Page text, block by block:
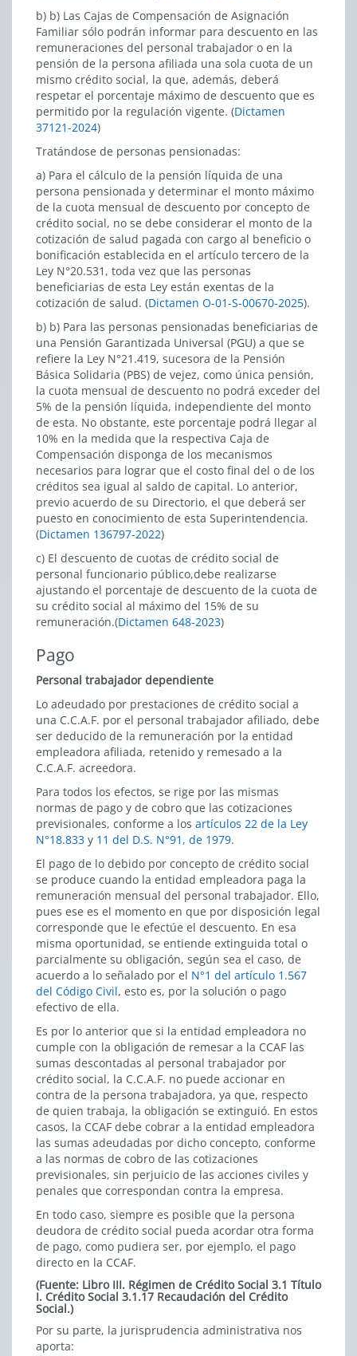
b) b) Las Cajas de Compensación de Asignación
Familiar sólo podrán informar para descuento en las
remuneraciones del personal trabajador o en la
pensión de la persona afiliada una sola cuota de un
mismo crédito social, la que, además, deberá
respetar el porcentaje máximo de descuento que es
permitido por la regulación vigente. (Dictamen
37121-2024)
Tratándose de personas pensionadas:
a) Para el cálculo de la pensión líquida de una
persona pensionada y determinar el monto máximo
de la cuota mensual de descuento por concepto de
crédito social, no se debe considerar el monto de la
cotización de salud pagada con cargo al beneficio o
bonificación establecida en el artículo tercero de la
Ley N°20.531, toda vez que las personas
beneficiarias de esta Ley están exentas de la
cotización de salud. (Dictamen O-01-S-00670-2025).
b) b) Para las personas pensionadas beneficiarias de
una Pensión Garantizada Universal (PGU) a que se
refiere la Ley N°21.419, sucesora de la Pensión
Básica Solidaria (PBS) de vejez, como única pensión,
la cuota mensual de descuento no podrá exceder del
5% de la pensión líquida, independiente del monto
de esta. No obstante, este porcentaje podrá llegar al
10% en la medida que la respectiva Caja de
Compensación disponga de los mecanismos
necesarios para lograr que el costo final del o de los
créditos sea igual al saldo de capital. Lo anterior,
previo acuerdo de su Directorio, el que deberá ser
puesto en conocimiento de esta Superintendencia.
(Dictamen 136797-2022)
c) El descuento de cuotas de crédito social de
personal funcionario público,debe realizarse
ajustando el porcentaje de descuento de la cuota de
su crédito social al máximo del 15% de su
remuneración.(Dictamen 648-2023)
Pago
Personal trabajador dependiente
Lo adeudado por prestaciones de crédito social a
una C.C.A.F. por el personal trabajador afiliado, debe
ser deducido de la remuneración por la entidad
empleadora afiliada, retenido y remesado a la
C.C.A.F. acreedora.
Para todos los efectos, se rige por las mismas
normas de pago y de cobro que las cotizaciones
previsionales, conforme a los artículos 22 de la Ley
N°18.833 y 11 del D.S. N°91, de 1979.
El pago de lo debido por concepto de crédito social
se produce cuando la entidad empleadora paga la
remuneración mensual del personal trabajador. Ello,
pues ese es el momento en que por disposición legal
corresponde que le efectúe el descuento. En esa
misma oportunidad, se entiende extinguida total o
parcialmente su obligación, según sea el caso, de
acuerdo a lo señalado por el N°1 del artículo 1.567
del Código Civil, esto es, por la solución o pago
efectivo de ella.
Es por lo anterior que si la entidad empleadora no
cumple con la obligación de remesar a la CCAF las
sumas descontadas al personal trabajador por
crédito social, la C.C.A.F. no puede accionar en
contra de la persona trabajadora, ya que, respecto
de quien trabaja, la obligación se extinguió. En estos
casos, la CCAF debe cobrar a la entidad empleadora
las sumas adeudadas por dicho concepto, conforme
a las normas de cobro de las cotizaciones
previsionales, sin perjuicio de las acciones civiles y
penales que correspondan contra la empresa.
En todo caso, siempre es posible que la persona
deudora de crédito social pueda acordar otra forma
de pago, como pudiera ser, por ejemplo, el pago
directo en la CCAF.
(Fuente: Libro III. Régimen de Crédito Social 3.1 Título
I. Crédito Social 3.1.17 Recaudación del Crédito
Social.)
Por su parte, la jurisprudencia administrativa nos
aporta: